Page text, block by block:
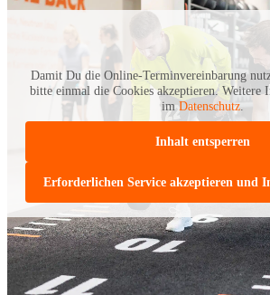
Damit Du die Online-Terminvereinbarung
bitte einmal die Cookies akzeptieren. Weitere
imDatenschutz.
Inhalt entsperren
Erforderlichen Service akzeptieren und